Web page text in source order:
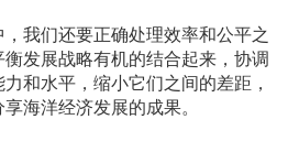
我们还要正确处理效率和公平之
发展战略有机的结合起来，协调
和水平，缩小它们之间的差距，
海洋经济发展的成果。